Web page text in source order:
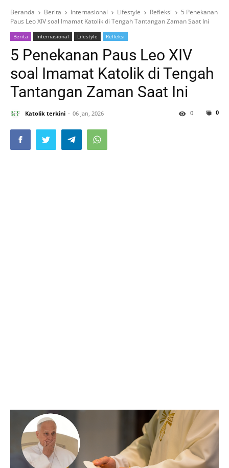
Beranda Berita Internasional Lifestyle Refleksi
5 Penekanan
Paus Leo XIV soal Imamat Katolik di Tengah Tantangan Zaman Saat Ini
Berita Internasional Lifestyle Refleksi
5 Penekanan Paus Leo XIV
soal Imamat Katolik di Tengah
Tantangan Zaman Saat Ini
Katolik terkini 06 Jan, 2026 0
0